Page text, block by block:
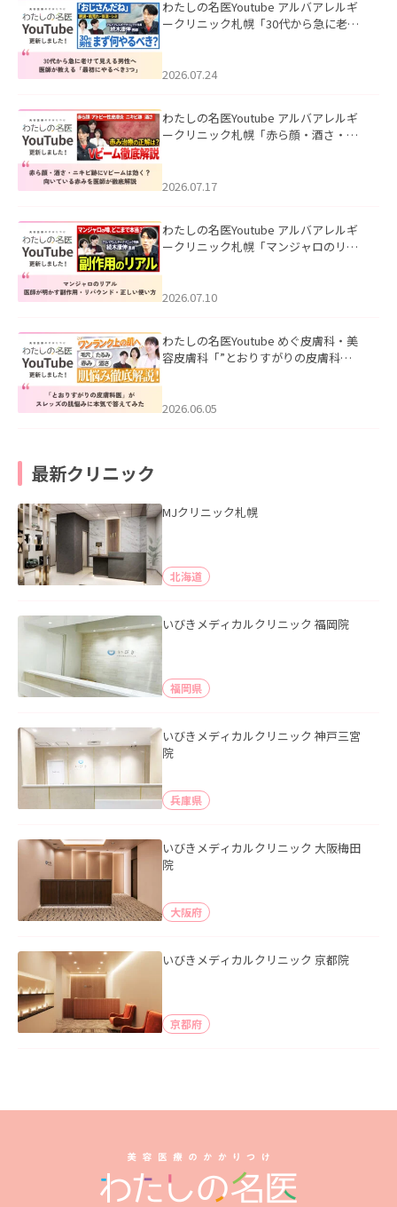
わたしの名医Youtube アルバアレルギ
ークリニック札幌「30代から急に老け
た。
2026.07.24
わたしの名医Youtube アルバアレルギ
ークリニック札幌「赤ら顔・酒さ・ニ
した。
2026.07.17
わたしの名医Youtube アルバアレルギ
ークリニック札幌「マンジャロのリア
た。
2026.07.10
わたしの名医Youtube めぐ皮膚科・美
容皮膚科「”とおりすがりの皮膚科
2026.06.05
最新クリニック
MJクリニック札幌
北海道
いびきメディカルクリニック 福岡院
福岡県
いびきメディカルクリニック 神戸三宮
院
兵庫県
いびきメディカルクリニック 大阪梅田
院
大阪府
いびきメディカルクリニック 京都院
京都府